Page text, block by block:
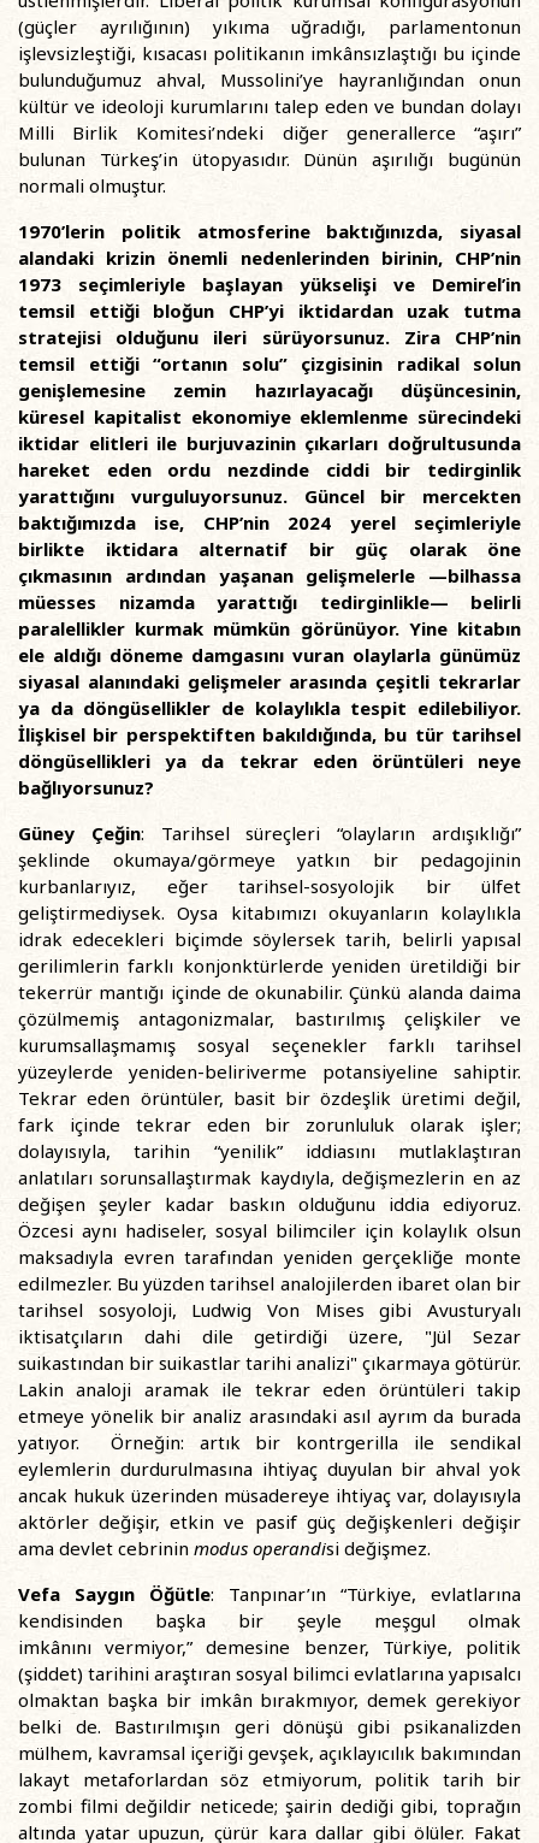
(güçler ayrılığının) yıkıma uğradığı, parlamentonun
işlevsizleştiği, kısacası politikanın imkânsızlaştığı bu içinde
bulunduğumuz ahval, Mussolini’ye hayranlığından onun
kültür ve ideoloji kurumlarını talep eden ve bundan dolayı
Milli Birlik Komitesi’ndeki diğer generallerce “aşırı”
bulunan Türkeş’in ütopyasıdır. Dünün aşırılığı bugünün
normali olmuştur.
1970’lerin politik atmosferine baktığınızda, siyasal
alandaki krizin önemli nedenlerinden birinin, CHP’nin
1973 seçimleriyle başlayan yükselişi ve Demirel’in
temsil ettiği bloğun CHP’yi iktidardan uzak tutma
stratejisi olduğunu ileri sürüyorsunuz. Zira CHP’nin
temsil ettiği “ortanın solu” çizgisinin radikal solun
genişlemesine zemin hazırlayacağı düşüncesinin,
küresel kapitalist ekonomiye eklemlenme sürecindeki
iktidar elitleri ile burjuvazinin çıkarları doğrultusunda
hareket eden ordu nezdinde ciddi bir tedirginlik
yarattığını vurguluyorsunuz. Güncel bir mercekten
baktığımızda ise, CHP’nin 2024 yerel seçimleriyle
birlikte iktidara alternatif bir güç olarak öne
çıkmasının ardından yaşanan gelişmelerle —bilhassa
müesses nizamda yarattığı tedirginlikle— belirli
paralellikler kurmak mümkün görünüyor. Yine kitabın
ele aldığı döneme damgasını vuran olaylarla günümüz
siyasal alanındaki gelişmeler arasında çeşitli tekrarlar
ya da döngüsellikler de kolaylıkla tespit edilebiliyor.
İlişkisel bir perspektiften bakıldığında, bu tür tarihsel
döngüsellikleri ya da tekrar eden örüntüleri neye
bağlıyorsunuz?
Güney Çeğin: Tarihsel süreçleri “olayların ardışıklığı”
şeklinde okumaya/görmeye yatkın bir pedagojinin
kurbanlarıyız, eğer tarihsel-sosyolojik bir ülfet
geliştirmediysek. Oysa kitabımızı okuyanların kolaylıkla
idrak edecekleri biçimde söylersek tarih, belirli yapısal
gerilimlerin farklı konjonktürlerde yeniden üretildiği bir
tekerrür mantığı içinde de okunabilir. Çünkü alanda daima
çözülmemiş antagonizmalar, bastırılmış çelişkiler ve
kurumsallaşmamış sosyal seçenekler farklı tarihsel
yüzeylerde yeniden-beliriverme potansiyeline sahiptir.
Tekrar eden örüntüler, basit bir özdeşlik üretimi değil,
fark içinde tekrar eden bir zorunluluk olarak işler;
dolayısıyla, tarihin “yenilik” iddiasını mutlaklaştıran
anlatıları sorunsallaştırmak kaydıyla, değişmezlerin en az
değişen şeyler kadar baskın olduğunu iddia ediyoruz.
Özcesi aynı hadiseler, sosyal bilimciler için kolaylık olsun
maksadıyla evren tarafından yeniden gerçekliğe monte
edilmezler. Bu yüzden tarihsel analojilerden ibaret olan bir
tarihsel sosyoloji, Ludwig Von Mises gibi Avusturyalı
iktisatçıların dahi dile getirdiği üzere, "Jül Sezar
suikastından bir suikastlar tarihi analizi" çıkarmaya götürür.
Lakin analoji aramak ile tekrar eden örüntüleri takip
etmeye yönelik bir analiz arasındaki asıl ayrım da burada
yatıyor. Örneğin: artık bir kontrgerilla ile sendikal
eylemlerin durdurulmasına ihtiyaç duyulan bir ahval yok
ancak hukuk üzerinden müsadereye ihtiyaç var, dolayısıyla
aktörler değişir, etkin ve pasif güç değişkenleri değişir
ama devlet cebrinin modus operandisi değişmez.
Vefa Saygın Öğütle: Tanpınar’ın “Türkiye, evlatlarına
kendisinden başka bir şeyle meşgul olmak
imkânını vermiyor,” demesine benzer, Türkiye, politik
(şiddet) tarihini araştıran sosyal bilimci evlatlarına yapısalcı
olmaktan başka bir imkân bırakmıyor, demek gerekiyor
belki de. Bastırılmışın geri dönüşü gibi psikanalizden
mülhem, kavramsal içeriği gevşek, açıklayıcılık bakımından
lakayt metaforlardan söz etmiyorum, politik tarih bir
zombi filmi değildir neticede; şairin dediği gibi, toprağın
altında yatar upuzun, çürür kara dallar gibi ölüler. Fakat